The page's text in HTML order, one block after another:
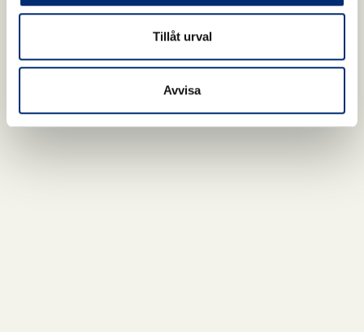
Tillåt urval
Avvisa